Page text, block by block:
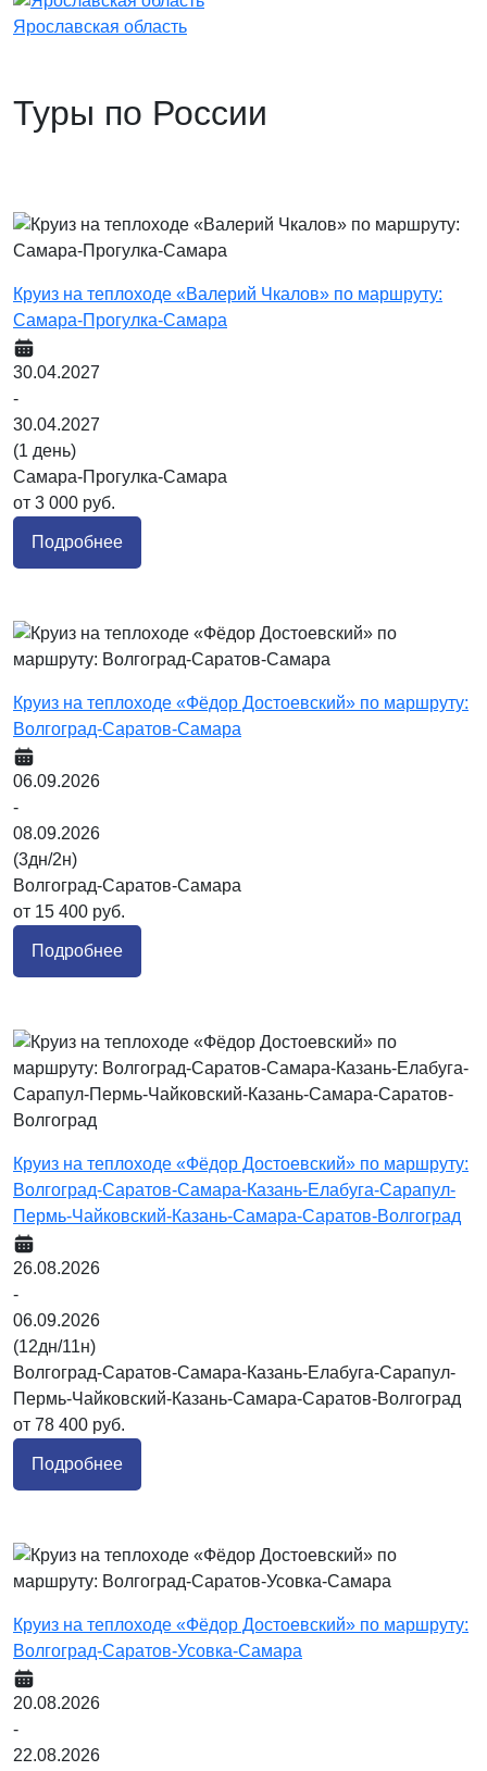
Ярославская область
Туры по России
Круиз на теплоходе «Валерий Чкалов» по маршруту:
Самара-Прогулка-Самара
30.04.2027
-
30.04.2027
(1 день)
Самара-Прогулка-Самара
от 3 000 руб.
Подробнее
Круиз на теплоходе «Фёдор Достоевский» по маршруту:
Волгоград-Саратов-Самара
06.09.2026
-
08.09.2026
(3дн/2н)
Волгоград-Саратов-Самара
от 15 400 руб.
Подробнее
Круиз на теплоходе «Фёдор Достоевский» по маршруту:
Волгоград-Саратов-Самара-Казань-Елабуга-Сарапул-
Пермь-Чайковский-Казань-Самара-Саратов-Волгоград
26.08.2026
-
06.09.2026
(12дн/11н)
Волгоград-Саратов-Самара-Казань-Елабуга-Сарапул-
Пермь-Чайковский-Казань-Самара-Саратов-Волгоград
от 78 400 руб.
Подробнее
Круиз на теплоходе «Фёдор Достоевский» по маршруту:
Волгоград-Саратов-Усовка-Самара
20.08.2026
-
22.08.2026